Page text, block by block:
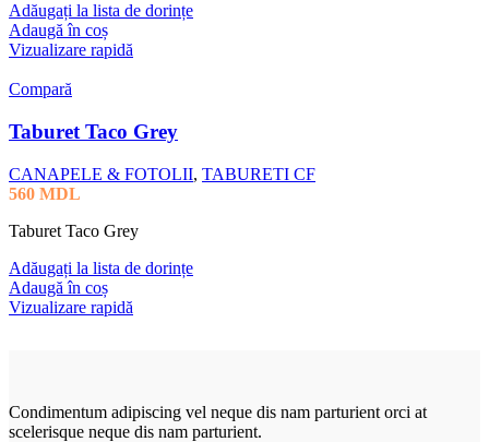
Adăugați la lista de dorințe
Adaugă în coș
Vizualizare rapidă
Compară
Taburet Taco Grey
CANAPELE & FOTOLII, TABURETI CF
560 MDL
Taburet Taco Grey
Adăugați la lista de dorințe
Adaugă în coș
Vizualizare rapidă
Condimentum adipiscing vel neque dis nam parturient orci at
scelerisque neque dis nam parturient.